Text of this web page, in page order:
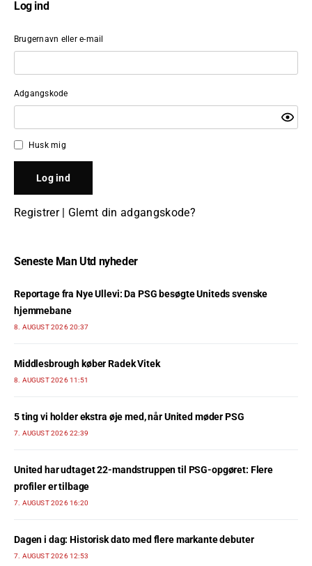
Log ind
Brugernavn eller e-mail
Adgangskode
Husk mig
Registrer| Glemt din adgangskode?
Seneste Man Utd nyheder
Reportage fra Nye Ullevi: Da PSG besøgte Uniteds svenske
hjemmebane
8. AUGUST 2026 20:37
Middlesbrough køber Radek Vitek
8. AUGUST 2026 11:51
5 ting vi holder ekstra øje med, når United møder PSG
7. AUGUST 2026 22:39
United har udtaget 22-mandstruppen til PSG-opgøret: Flere
profiler er tilbage
7. AUGUST 2026 16:20
Dagen i dag: Historisk dato med flere markante debuter
7. AUGUST 2026 12:53